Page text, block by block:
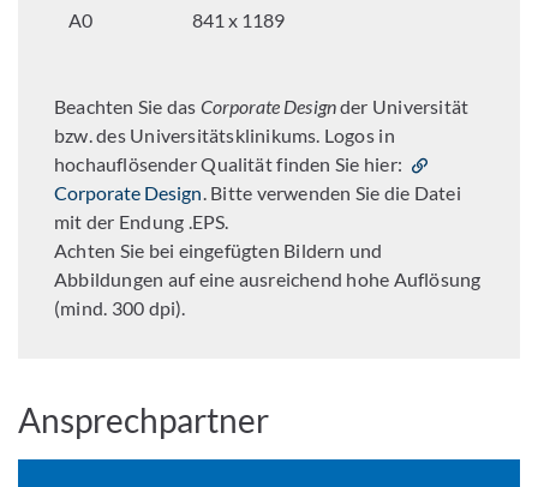
A0 841 x 1189
Beachten Sie dasCorporate Designder Universität
bzw. des Universitätsklinikums. Logos in
hochauflösender Qualität finden Sie hier:
Corporate Design. Bitte verwenden Sie die Datei
mit der Endung .EPS.
Achten Sie bei eingefügten Bildern und
Abbildungen auf eine ausreichend hohe Auflösung
(mind. 300 dpi).
Ansprechpartner